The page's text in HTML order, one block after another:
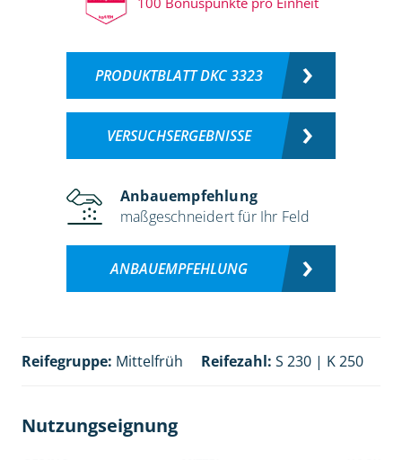
PRODUKTBLATT DKC 3323
VERSUCHSERGEBNISSE
Anbauempfehlung
maßgeschneidert für Ihr Feld
ANBAUEMPFEHLUNG
Reifegruppe: Mittelfrüh Reifezahl: S 230 | K 250
Nutzungseignung